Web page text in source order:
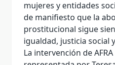
mujeres y entidades
de manifiesto que la
prostitucional sigue
igualdad, justicia social
La intervención de